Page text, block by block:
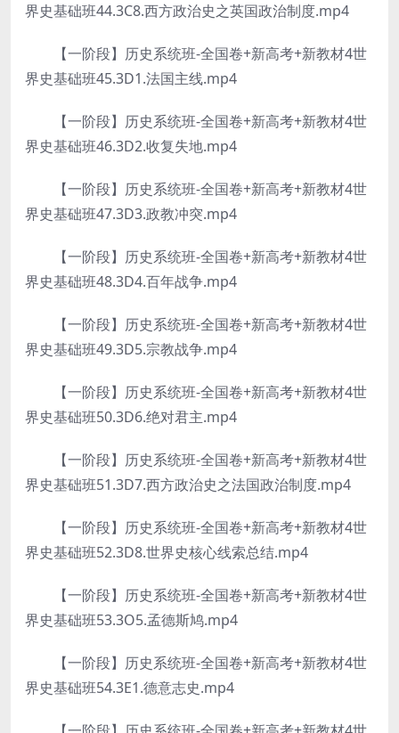
界史基础班44.3C8.西方政治史之英国政治制度.mp4
【一阶段】历史系统班-全国卷+新高考+新教材4世
界史基础班45.3D1.法国主线.mp4
【一阶段】历史系统班-全国卷+新高考+新教材4世
界史基础班46.3D2.收复失地.mp4
【一阶段】历史系统班-全国卷+新高考+新教材4世
界史基础班47.3D3.政教冲突.mp4
【一阶段】历史系统班-全国卷+新高考+新教材4世
界史基础班48.3D4.百年战争.mp4
【一阶段】历史系统班-全国卷+新高考+新教材4世
界史基础班49.3D5.宗教战争.mp4
【一阶段】历史系统班-全国卷+新高考+新教材4世
界史基础班50.3D6.绝对君主.mp4
【一阶段】历史系统班-全国卷+新高考+新教材4世
界史基础班51.3D7.西方政治史之法国政治制度.mp4
【一阶段】历史系统班-全国卷+新高考+新教材4世
界史基础班52.3D8.世界史核心线索总结.mp4
【一阶段】历史系统班-全国卷+新高考+新教材4世
界史基础班53.3O5.孟德斯鸠.mp4
【一阶段】历史系统班-全国卷+新高考+新教材4世
界史基础班54.3E1.德意志史.mp4